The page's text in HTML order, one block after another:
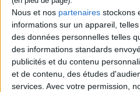
Nous et nos partenaires stockons
informations sur un appareil,
des données personnelles telles
des informations standards
publicités et du contenu
et de contenu, des études
services. Avec votre permission,
Début des rencontres le 8
Sciences humaines - Histoire
Le 08/09/2026